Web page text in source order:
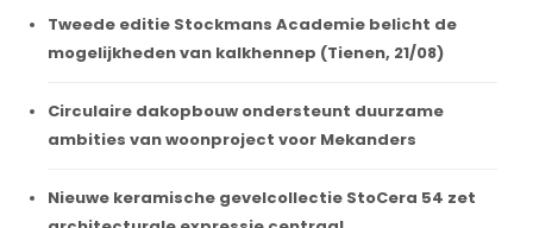
Tweede editie Stockmans Academie belicht de
mogelijkheden van kalkhennep (Tienen, 21/08)
Circulaire dakopbouw ondersteunt duurzame
ambities van woonproject voor Mekanders
Nieuwe keramische gevelcollectie StoCera 54 zet